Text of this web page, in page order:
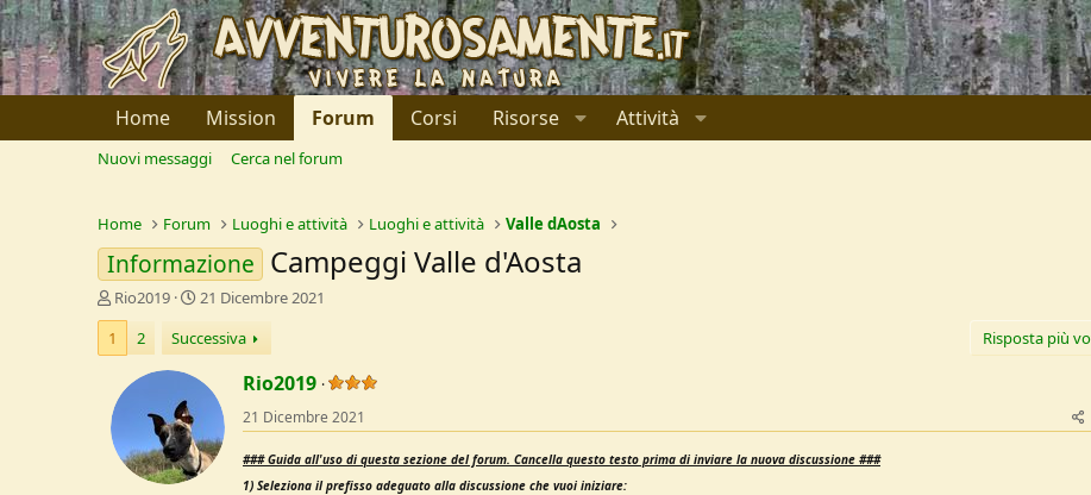
Home Mission Forum Corsi Risorse Attività
Nuovi messaggi Cerca nel forum
Home Forum Luoghi e attività Luoghi e attività Valle dAosta
Informazione Campeggi Valle d'Aosta
C
r
e
a
o
e
D
Rio2019
D
t
a
d
n
i
21 Dicembre 2021
1
2 Successiva Risposta più
Rio2019
21 Dicembre 2021
###Guida all'uso di questa sezione del forum. Cancella questo testo prima di inviare la nuova discussione ###
1) Seleziona il prefisso adeguato alla discussione che vuoi iniziare: